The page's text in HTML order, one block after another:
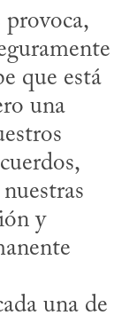
que está
una
y
una de